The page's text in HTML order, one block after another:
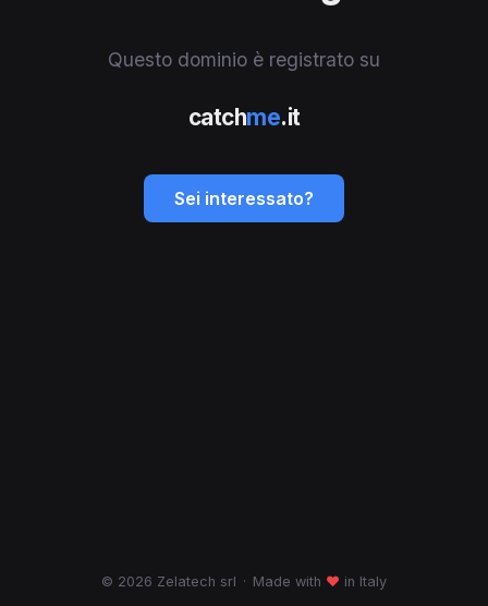
Questo dominio è registrato su
catchme.it
Sei interessato?
© 2026 Zelatech srl · Made with ♥ in Italy